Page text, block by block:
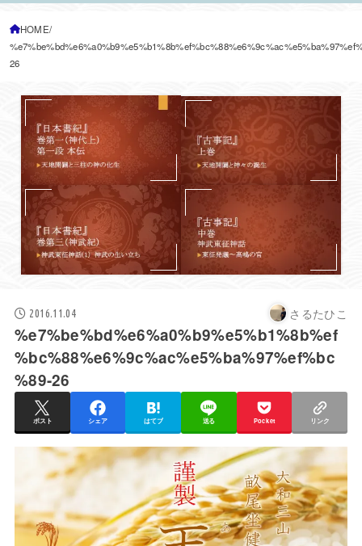
HOME
26
2016.11.04 さるたひこ
%e7%be%bd%e6%a0%b9%e5%b1%8b%ef
%bc%88%e6%9c%ac%e5%ba%97%ef%bc
%89-26
ポスト シェア はてブ 送る Pocket リンク